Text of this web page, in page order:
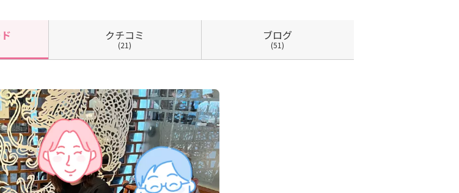
クチコミ
(21)
ブログ
(51)